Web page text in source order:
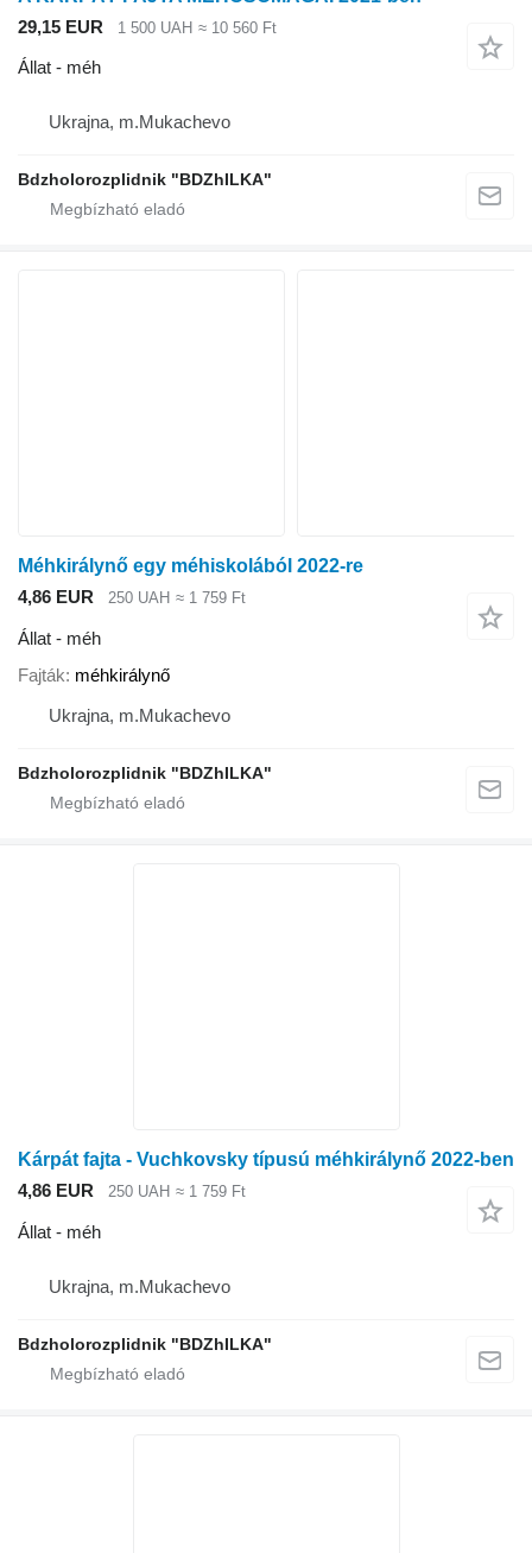
29,15 EUR
1 500 UAH ≈ 10 560 Ft
Állat - méh
Ukrajna, m.Mukachevo
Bdzholorozplidnik "BDZhILKA"
Méhkirálynő egy méhiskolából 2022-re
4,86 EUR
250 UAH ≈ 1 759 Ft
Állat - méh
Fajták méhkirálynő
Ukrajna, m.Mukachevo
Bdzholorozplidnik "BDZhILKA"
Kárpát fajta - Vuchkovsky típusú méhkirálynő 2022-ben
4,86 EUR
250 UAH ≈ 1 759 Ft
Állat - méh
Ukrajna, m.Mukachevo
Bdzholorozplidnik "BDZhILKA"